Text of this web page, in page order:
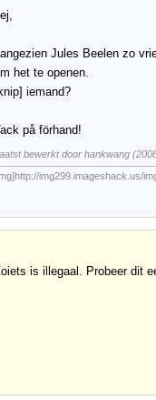
Jules Beelen zo
het te openen.
iemand?
på förhand!
bewerkt door hankwang
img299.imageshack.us/
is illegaal. Probeer dit